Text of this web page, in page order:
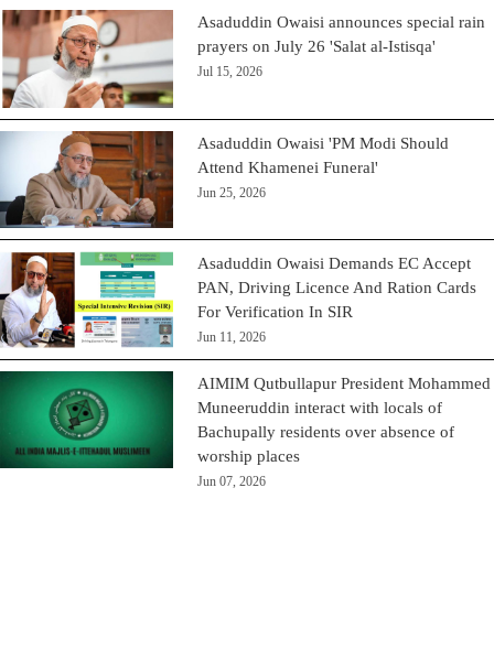
Asaduddin Owaisi announces special rain
prayers on July 26 'Salat al-Istisqa'
Jul 15, 2026
Asaduddin Owaisi 'PM Modi Should
Attend Khamenei Funeral'
Jun 25, 2026
Asaduddin Owaisi Demands EC Accept
PAN, Driving Licence And Ration Cards
For Verification In SIR
Jun 11, 2026
AIMIM Qutbullapur President Mohammed
Muneeruddin interact with locals of
Bachupally residents over absence of
worship places
Jun 07, 2026